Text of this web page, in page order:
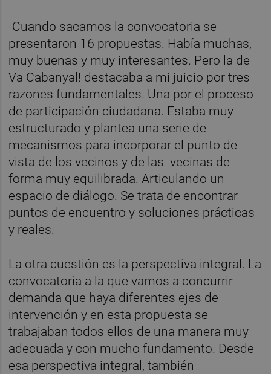
-Cuando sacamos la convocatoria se
presentaron 16 propuestas. Había muchas,
muy buenas y muy interesantes. Pero la de
Va Cabanyal! destacaba a mi juicio por tres
razones fundamentales. Una por el proceso
de participación ciudadana. Estaba muy
estructurado y plantea una serie de
mecanismos para incorporar el punto de
vista de los vecinos y de las vecinas de
forma muy equilibrada. Articulando un
espacio de diálogo. Se trata de encontrar
puntos de encuentro y soluciones prácticas
y reales.
La otra cuestión es la perspectiva integral. La
convocatoria a la que vamos a concurrir
demanda que haya diferentes ejes de
intervención y en esta propuesta se
trabajaban todos ellos de una manera muy
adecuada y con mucho fundamento. Desde
esa perspectiva integral, también